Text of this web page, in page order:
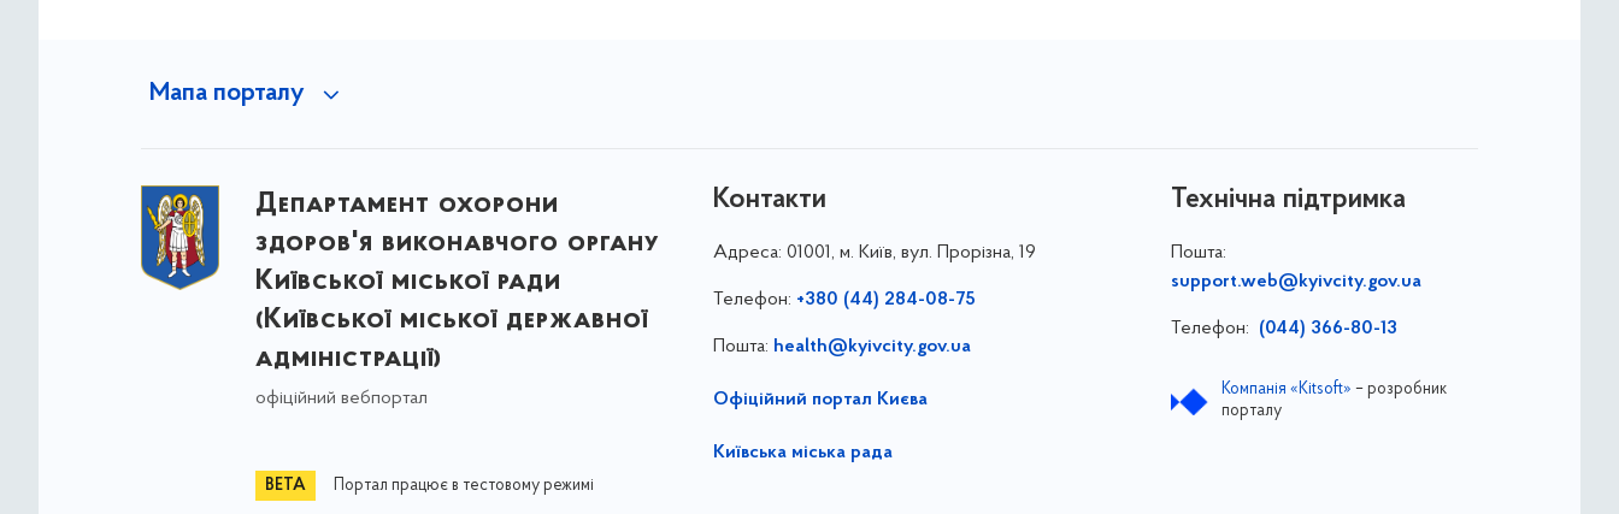
Мапа порталу
Департамент охорони
здоров'я виконавчого органу
Київської міської ради
(Київської міської державної
адміністрації)
офіційний вебпортал
Портал працює в тестовому режимі
Контакти
Адреса: 01001, м. Київ, вул. Прорізна, 19
Телефон: +380 (44) 284-08-75
Пошта: health@kyivcity.gov.ua
Офіційний портал Києва
Київська міська рада
Технічна підтримка
Пошта:
support.web@kyivcity.gov.ua
Телефон: (044) 366-80-13
Компанія «Kitsoft» – розробник
порталу